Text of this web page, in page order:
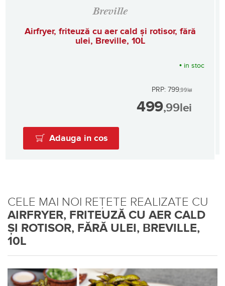
Breville
Airfryer, friteuză cu aer cald și rotisor, fără
ulei, Breville, 10L
• in stoc
PRP: 799,99lei
499,99lei
Adauga in cos
CELE MAI NOI REȚETE REALIZATE CU
AIRFRYER, FRITEUZĂ CU AER CALD
ȘI ROTISOR, FĂRĂ ULEI, BREVILLE,
10L